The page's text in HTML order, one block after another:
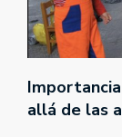
allá de las